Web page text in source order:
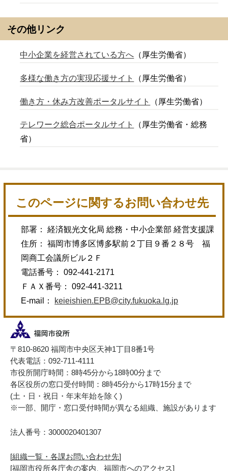
その他リンク
中小企業を経営されている方へ （厚生労働省）
多様な働き方の実現応援サイト （厚生労働省）
働き方・休み方改善ポータルサイト （厚生労働省）
テレワーク総合ポータルサイト
（厚生労働省・総務
省）
このページに関するお問い合わせ先
部署： 経済観光文化局 総務・中小企業部 経営支援課
住所： 福岡市博多区博多駅前２丁目９番２８号 福
岡商工会議所ビル２Ｆ
電話番号： 092-441-2171
ＦＡＸ番号： 092-441-3211
E-mail：
keieishien.EPB@city.fukuoka.lg.jp
〒810-8620 福岡市中央区天神1丁目8番1号
代表電話：092-711-4111
市役所開庁時間：8時45分から18時00分まで
各区役所の窓口受付時間：8時45分から17時15分まで
(土・日・祝日・年末年始を除く)
※一部、開庁・窓口受付時間が異なる組織、施設があります
法人番号：3000020401307
[組織一覧・各課お問い合わせ先]
[福岡市役所各庁舎の案内、福岡市へのアクセス]